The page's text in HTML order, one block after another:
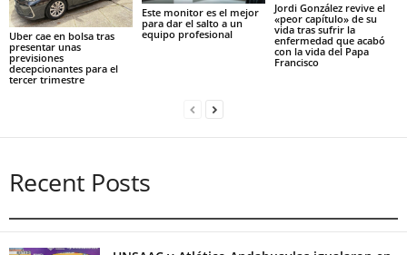
Uber cae en bolsa tras
presentar unas
previsiones
decepcionantes para el
tercer trimestre
Este monitor es el mejor
para dar el salto a un
equipo profesional
Jordi González revive el
«peor capítulo» de su
vida tras sufrir la
enfermedad que acabó
con la vida del Papa
Francisco
Recent Posts